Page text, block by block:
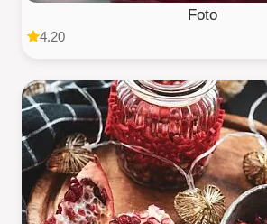
Foto
4.20